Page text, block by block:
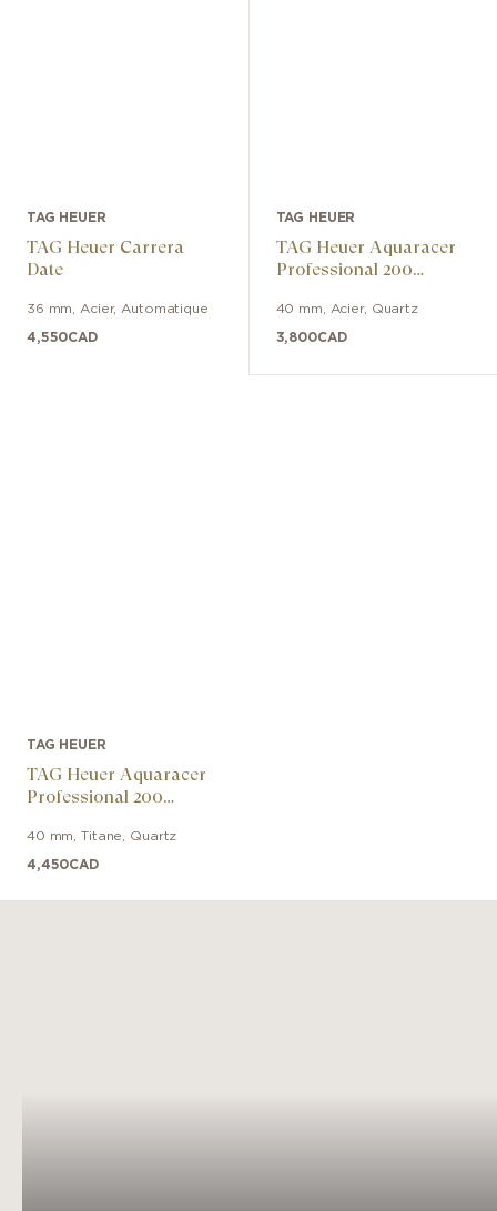
TAG HEUER
TAG Heuer Carrera
Date
36 mm Acier, Automatique
4,550CAD
TAG HEUER
TAG Heuer Aquaracer
Professional 200
40 mm Acier, Quartz
3,800CAD
TAG HEUER
TAG Heuer Aquaracer
Professional 200
40 mm ,Titane Quartz
4,450CAD